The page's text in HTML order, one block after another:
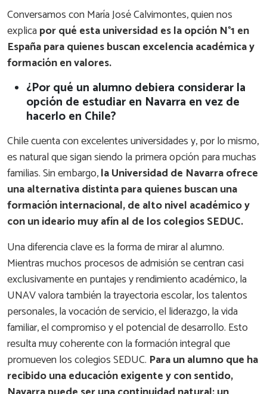
Conversamos con María José Calvimontes, quien nos
explicapor qué esta universidad es la opción N°1 en
España para quienes buscan excelencia académica y
formación en valores.
¿Por qué un alumno debiera considerar la
opción de estudiar en Navarra en vez de
hacerlo en Chile?
Chile cuenta con excelentes universidades y, por lo mismo,
es natural que sigan siendo la primera opción para muchas
familias. Sin embargo,la Universidad de Navarra ofrece
una alternativa distinta para quienes buscan una
formación internacional, de alto nivel académico y
con un ideario muy afín al de los colegios SEDUC.
Una diferencia clave es la forma de mirar al alumno.
Mientras muchos procesos de admisión se centran casi
exclusivamente en puntajes y rendimiento académico, la
UNAV valora también la trayectoria escolar, los talentos
personales, la vocación de servicio, el liderazgo, la vida
familiar, el compromiso y el potencial de desarrollo. Esto
resulta muy coherente con la formación integral que
promueven los colegios SEDUC. Para un alumno que ha
recibido una educación exigente y con sentido,